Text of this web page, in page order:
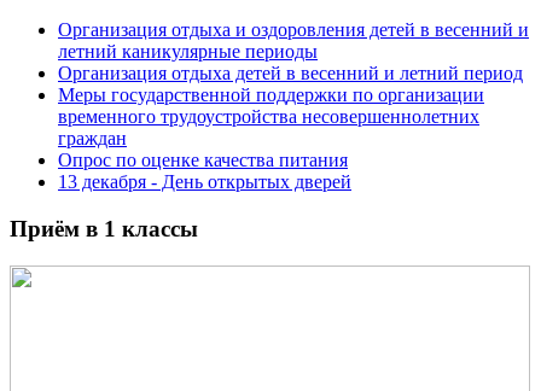
Организация отдыха и оздоровления детей в весенний и
летний каникулярные периоды
Организация отдыха детей в весенний и летний период
Меры государственной поддержки по организации
временного трудоустройства несовершеннолетних
граждан
Опрос по оценке качества питания
13 декабря - День открытых дверей
Приём в 1 классы